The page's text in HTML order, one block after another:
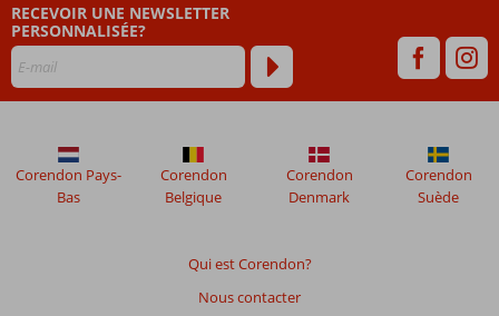
Kusadasi)
avis
de
plus
de
RECEVOIR UNE NEWSLETTER
PERSONNALISÉE?
Qui est Corendon?
Nous contacter
Corendon Pays-
Bas
Corendon
Belgique
Corendon
Denmark
Corendon
Suède